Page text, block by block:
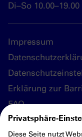
Di–So
Impressum
Erklärung zur
FAQ